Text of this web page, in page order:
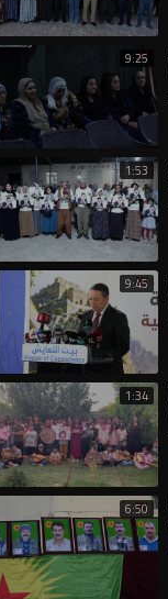
9:25
1:53
9:45
1:34
6:50